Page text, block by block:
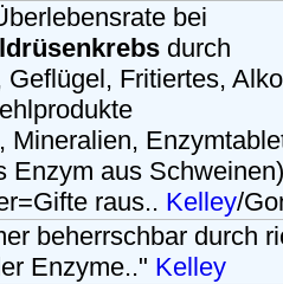
bei
durch
Geflügel, Fritiertes,
Mineralien,
Enzym aus
raus.. Kelley/
beherrschbar durch
Enzyme.." Kelley